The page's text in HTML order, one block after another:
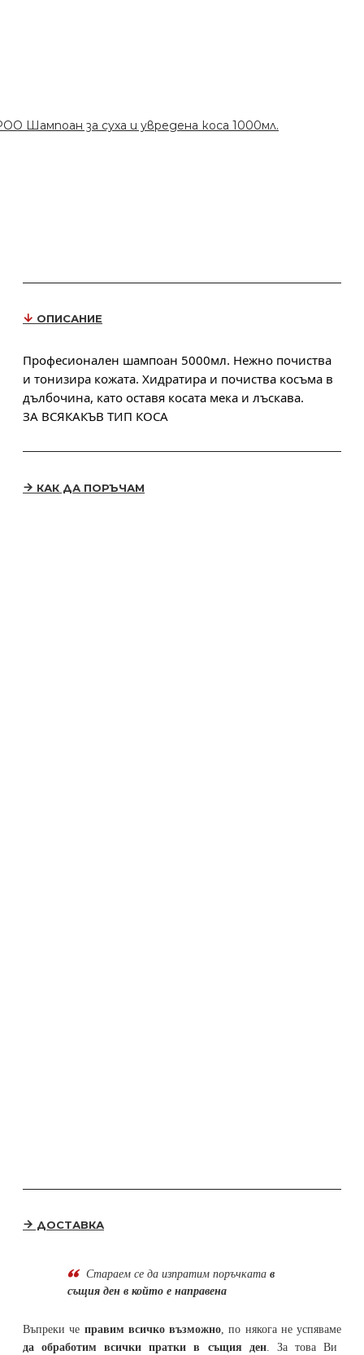
Шампоан за суха и увредена коса 1000мл.
ОПИСАНИЕ
Професионален шампоан 5000мл. Нежно почиства
и тонизира кожата. Хидратира и почиства косъма в
дълбочина, като оставя косата мека и лъскава.
ЗА ВСЯКАКЪВ ТИП КОСА
КАК ДА ПОРЪЧАМ
ДОСТАВКА
Стараем се да изпратим поръчката в
същия ден в който е направена
Въпреки че правим всичко възможно, по някога не успяваме
да обработим всички пратки в същия ден. За това Ви